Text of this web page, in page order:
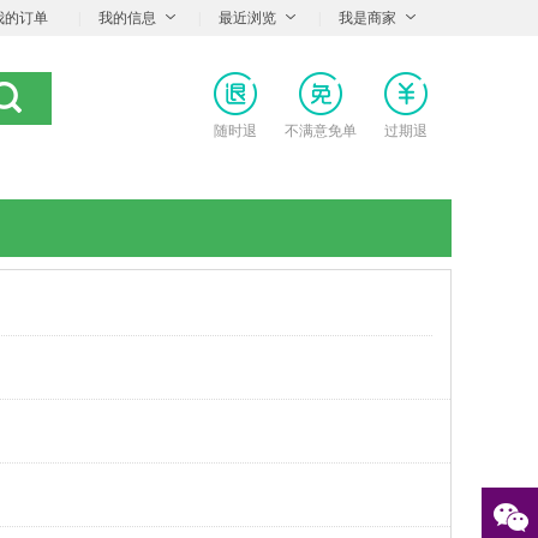
的订单 我的信息 最近浏览 我是商家
随时退 不满意免单 过期退